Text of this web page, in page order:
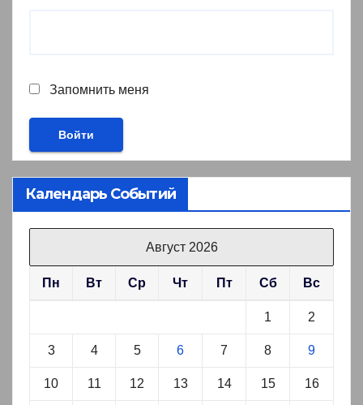
Запомнить меня
Календарь Событий
Август 2026
Пн Вт Ср Чт Пт Сб Вс
1 2
3 4 5 6 7 8 9
10 11 12 13 14 15 16